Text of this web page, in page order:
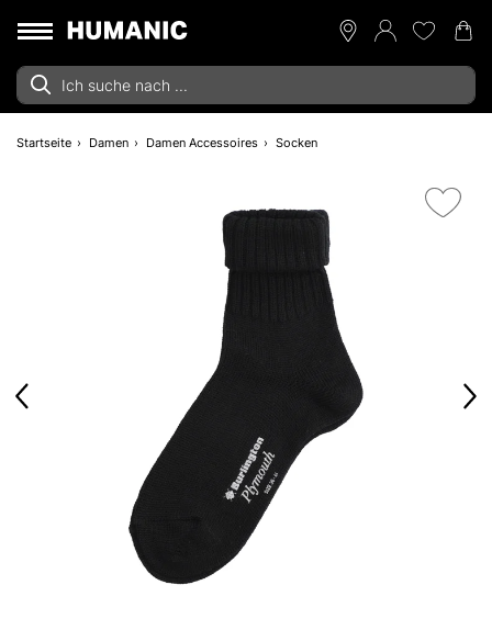
Startseite Damen Damen Accessoires Socken